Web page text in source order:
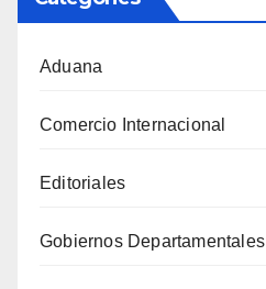
Aduana
Comercio Internacional
Editoriales
Gobiernos Departamentales